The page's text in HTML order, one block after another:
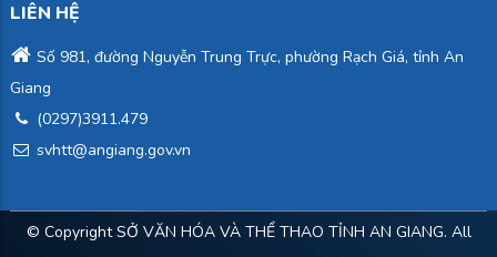
LIÊN HỆ
Số 981, đường Nguyễn Trung Trực, phường Rạch Giá, tỉnh An
Giang
(0297)3911.479
svhtt@angiang.gov.vn
© CopyrightSỞ VĂN HÓA VÀ THỂ THAO TỈNH AN GIANG. All